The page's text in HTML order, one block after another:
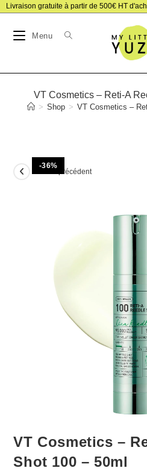
Skip
content
Livraison gratuite à partir de 500€ HT
Menu
VT Cosmetics – Reti-A
> Shop > VT Cosmetics –
-36%
Produit précédent
VT Cosmetics –
Shot 100 – 50ml